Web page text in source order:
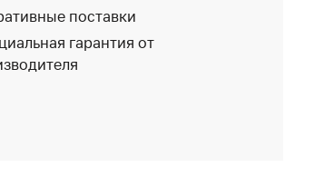
поставки
гарантия от